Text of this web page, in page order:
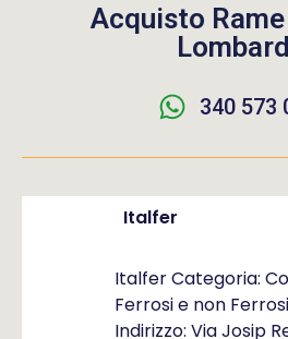
Acquisto
340 573
Italfer
Italfer Categoria:
Ferrosi e non
Indirizzo: Via Josip